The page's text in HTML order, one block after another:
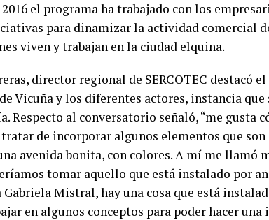
el programa ha trabajado con los
para dinamizar la actividad comercial
viven y trabajan en la ciudad elquina.
director regional de SERCOTEC destacó
Vicuña y los diferentes actores, instancia que
Respecto al conversatorio señaló, “me gusta
de incorporar algunos elementos que son
avenida bonita, con colores. A mí me llamó
tomar aquello que está instalado por
Mistral, hay una cosa que está
en algunos conceptos para poder hacer